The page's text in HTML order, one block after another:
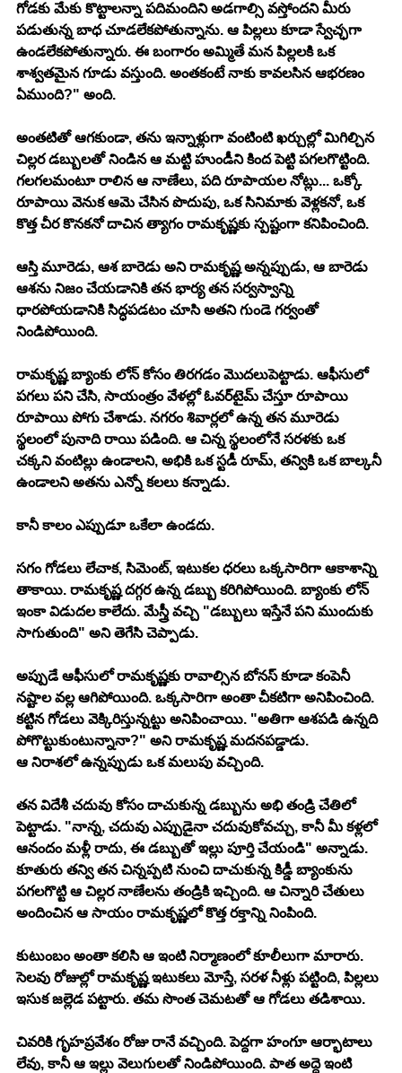
గోడకు మేకు కొట్టాలన్నా పదిమందిని అడగాల్సి వస్తోందని మీరు
పడుతున్న బాధ చూడలేకపోతున్నాను. ఆ పిల్లలు కూడా స్వేచ్ఛగా
ఉండలేకపోతున్నారు. ఈ బంగారం అమ్మితే మన పిల్లలకి ఒక
శాశ్వతమైన గూడు వస్తుంది. అంతకంటే నాకు కావలసిన ఆభరణం
ఏముంది?" అంది.
అంతటితో ఆగకుండా, తను ఇన్నాళ్లుగా వంటింటి ఖర్చుల్లో మిగిల్చిన
చిల్లర డబ్బులతో నిండిన ఆ మట్టి హుండీని కింద పెట్టి పగలగొట్టింది.
గలగలమంటూ రాలిన ఆ నాణేలు, పది రూపాయల నోట్లు... ఒక్కో
రూపాయి వెనుక ఆమె చేసిన పొదుపు, ఒక సినిమాకు వెళ్లకనో, ఒక
కొత్త చీర కొనకనో దాచిన త్యాగం రామకృష్ణకు స్పష్టంగా కనిపించింది.
ఆస్తి మూరెడు, ఆశ బారెడు అని రామకృష్ణ అన్నప్పుడు, ఆ బారెడు
ఆశను నిజం చేయడానికి తన భార్య తన సర్వస్వాన్ని
ధారపోయడానికి సిద్ధపడటం చూసి అతని గుండె గర్వంతో
నిండిపోయింది.
రామకృష్ణ బ్యాంకు లోన్ కోసం తిరగడం మొదలుపెట్టాడు. ఆఫీసులో
పగలు పని చేసి, సాయంత్రం వేళల్లో ఓవర్‌టైమ్ చేస్తూ రూపాయి
రూపాయి పోగు చేశాడు. నగరం శివార్లలో ఉన్న తన మూరెడు
స్థలంలో పునాది రాయి పడింది. ఆ చిన్న స్థలంలోనే సరళకు ఒక
చక్కని వంటిల్లు ఉండాలని, అభికి ఒక స్టడీ రూమ్, తన్వికి ఒక బాల్కనీ
ఉండాలని అతను ఎన్నో కలలు కన్నాడు.
కానీ కాలం ఎప్పుడూ ఒకేలా ఉండదు.
సగం గోడలు లేచాక, సిమెంట్, ఇటుకల ధరలు ఒక్కసారిగా ఆకాశాన్ని
తాకాయి. రామకృష్ణ దగ్గర ఉన్న డబ్బు కరిగిపోయింది. బ్యాంకు లోన్
ఇంకా విడుదల కాలేదు. మేస్త్రీ వచ్చి "డబ్బులు ఇస్తేనే పని ముందుకు
సాగుతుంది" అని తెగేసి చెప్పాడు.
అప్పుడే ఆఫీసులో రామకృష్ణకు రావాల్సిన బోనస్ కూడా కంపెనీ
నష్టాల వల్ల ఆగిపోయింది. ఒక్కసారిగా అంతా చీకటిగా అనిపించింది.
కట్టిన గోడలు వెక్కిరిస్తున్నట్టు అనిపించాయి. "అతిగా ఆశపడి ఉన్నది
పోగొట్టుకుంటున్నానా?" అని రామకృష్ణ మదనపడ్డాడు.
ఆ నిరాశలో ఉన్నప్పుడు ఒక మలుపు వచ్చింది.
తన విదేశీ చదువు కోసం దాచుకున్న డబ్బును అభి తండ్రి చేతిలో
పెట్టాడు. "నాన్న, చదువు ఎప్పుడైనా చదువుకోవచ్చు, కానీ మీ కళ్లలో
ఆనందం మళ్లీ రాదు, ఈ డబ్బుతో ఇల్లు పూర్తి చేయండి" అన్నాడు.
కూతురు తన్వి తన చిన్నప్పటి నుంచి దాచుకున్న కిడ్డీ బ్యాంకును
పగలగొట్టి ఆ చిల్లర నాణేలను తండ్రికి ఇచ్చింది. ఆ చిన్నారి చేతులు
అందించిన ఆ సాయం రామకృష్ణలో కొత్త రక్తాన్ని నింపింది.
కుటుంబం అంతా కలిసి ఆ ఇంటి నిర్మాణంలో కూలీలుగా మారారు.
సెలవు రోజుల్లో రామకృష్ణ ఇటుకలు మోస్తే, సరళ నీళ్లు పట్టింది, పిల్లలు
ఇసుక జల్లెడ పట్టారు. తమ సొంత చెమటతో ఆ గోడలు తడిశాయి.
చివరికి గృహప్రవేశం రోజు రానే వచ్చింది. పెద్దగా హంగూ ఆర్భాటాలు
లేవు, కానీ ఆ ఇల్లు వెలుగులతో నిండిపోయింది. పాత అద్దె ఇంటి